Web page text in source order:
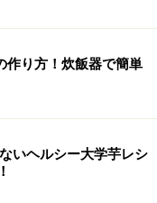
作り方！炊飯器で簡単
いヘルシー大学芋レシ